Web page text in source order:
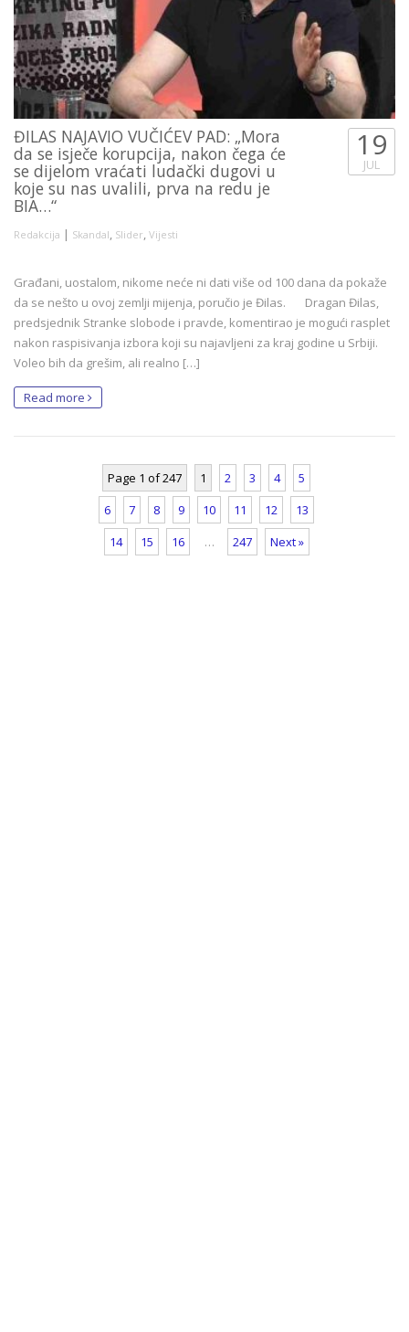
ĐILAS NAJAVIO VUČIĆEV PAD: „Mora
da se isječe korupcija, nakon čega će
se dijelom vraćati ludački dugovi u
koje su nas uvalili, prva na redu je
BIA…“
Redakcija | Skandal, Slider, Vijesti
19
JUL
Građani, uostalom, nikome neće ni dati više od 100 dana da pokaže
da se nešto u ovoj zemlji mijenja, poručio je Đilas. Dragan Đilas,
predsjednik Stranke slobode i pravde, komentirao je mogući rasplet
nakon raspisivanja izbora koji su najavljeni za kraj godine u Srbiji.
Voleo bih da grešim, ali realno […]
Read more
Page 1 of 247 1 2 3 4
5
6
7 8 9 10 11 12
13
14
15 16 … 247 Next »